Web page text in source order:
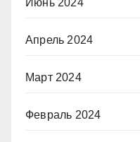
Апрель 2024
Март 2024
Февраль 2024